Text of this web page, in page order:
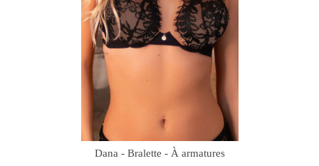
Dana - Bralette - À armatures